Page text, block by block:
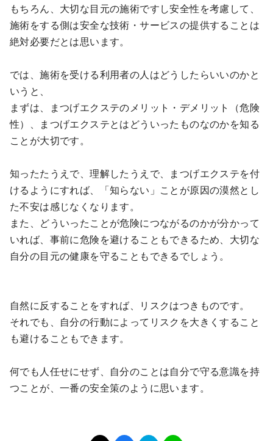
もちろん、大切な目元の施術ですし安全性を考慮して、
施術をする側は安全な技術・サービスの提供することは
絶対必要だとは思います。
では、施術を受ける利用者の人はどうしたらいいのかと
いうと、
まずは、まつげエクステのメリット・デメリット（危険
性）、まつげエクステとはどういったものなのかを知る
ことが大切です。
知ったたうえで、理解したうえで、まつげエクステを付
けるようにすれば、「知らない」ことが原因の漠然とし
た不安は感じなくなります。
また、どういったことが危険につながるのかが分かって
いれば、事前に危険を避けることもできるため、大切な
自分の目元の健康を守ることもできるでしょう。
自然に反することをすれば、リスクはつきものです。
それでも、自分の行動によってリスクを大きくすること
も避けることもできます。
何でも人任せにせず、自分のことは自分で守る意識を持
つことが、一番の安全策のように思います。